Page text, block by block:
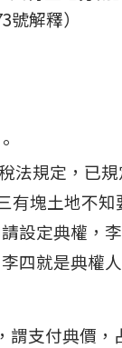
解釋）
法規定，已
有塊土地不
設定典權，
四就是典權
謂支付典價，